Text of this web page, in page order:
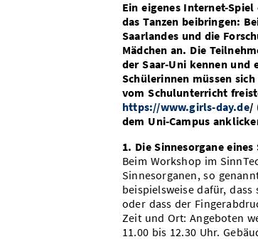
Ein eigenes Internet-
das Tanzen beibringen:
Saarlandes und die
Mädchen an. Die
der Saar-Uni kennen und
Schülerinnen müssen
vom Schulunterricht
https://www.girls-day.de/
dem Uni-Campus
1. Die Sinnesorgane
Beim Workshop im
Sinnesorganen, so
beispielsweise dafür,
oder dass der
Zeit und Ort: Angeboten
11.00 bis 12.30 Uhr.